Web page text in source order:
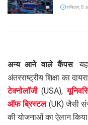
शनिवार, 8
अन्य आने वाले कैंपस:
अंतरराष्ट्रीय शिक्षा का
टेक्नोलॉजी(USA),
ऑफ ब्रिस्टल(UK) जैसी
की योजनाओं का ऐलान